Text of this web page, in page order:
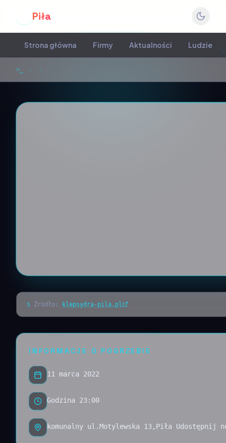
Piła
Strona główna Firmy Aktualności Ludzie
>_
$ Źródło: klepsydra-pila.pl
INFORMACJE O POGRZEBIE
11 marca 2022
Godzina 23:00
komunalny ul.Motylewska 13,Piła